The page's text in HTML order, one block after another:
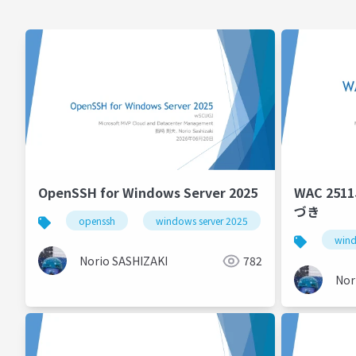
OpenSSH for Windows Server 2025
openssh windows server 2025
Norio SASHIZAKI 782
WAC
づき